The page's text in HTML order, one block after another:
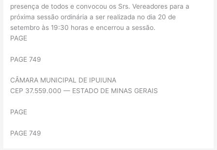
presença de todos e convocou os Srs. Vereadores para a
próxima sessão ordinária a ser realizada no dia 20 de
setembro às 19:30 horas e encerrou a sessão.
PAGE
PAGE 749
CÂMARA MUNICIPAL DE IPUIUNA
CEP 37.559.000 — ESTADO DE MINAS GERAIS
PAGE
PAGE 749